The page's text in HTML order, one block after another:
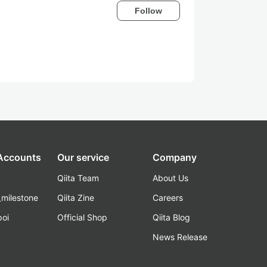
Follow
Our service
Qiita Team
Qiita Zine
Official Shop
Company
About Us
Careers
Qiita Blog
News Release